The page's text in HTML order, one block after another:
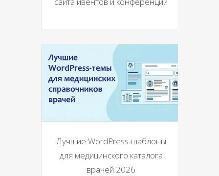
Лучшие WordPress-шаблоны
для медицинского каталога
врачей 2026